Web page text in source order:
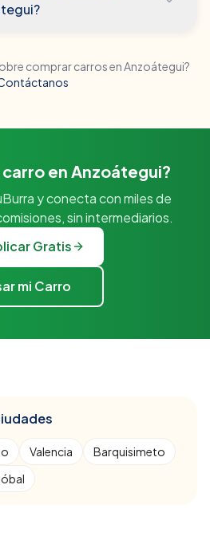
comprar carros enAnzoátegui?
en Anzoátegui?
y conecta con miles de
sin intermediarios.
Gratis
mi Carro
Valencia
Barquisimeto